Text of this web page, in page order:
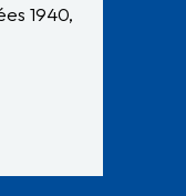
1940,